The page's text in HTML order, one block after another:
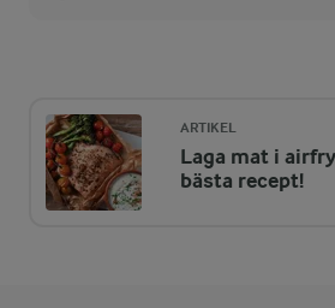
ENERGIDISTRIBUTION %
NÄRINGSVÄRDEN PER PORT
ARTIKEL
Laga mat i
bästa recept!